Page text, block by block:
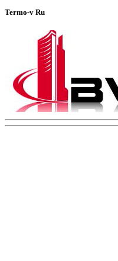
Termo-v Ru